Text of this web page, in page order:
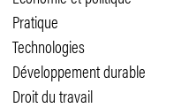
Pratique
Technologies
Développement durable
Droit du travail